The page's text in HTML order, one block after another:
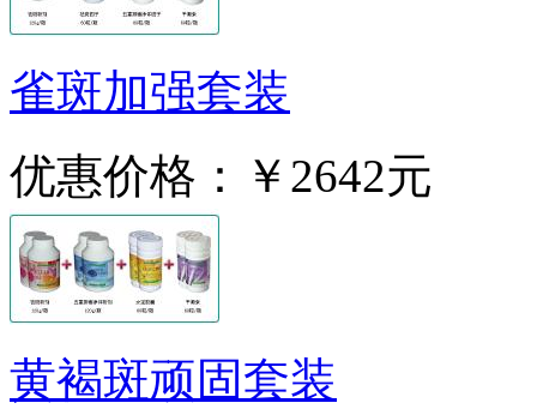
雀斑加强套装
优惠价格：
￥2642元
黄褐斑顽固套装